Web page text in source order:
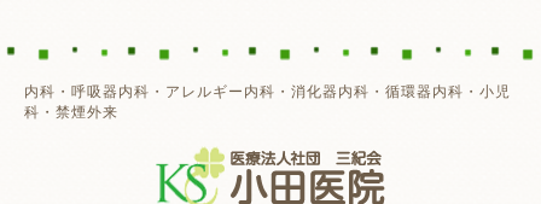
内科・呼吸器内科・アレルギー内科・消化器内科・循環器内科・小児
科・禁煙外来